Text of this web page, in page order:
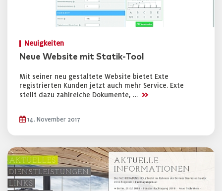
Neuigkeiten
Neue Website mit Statik-Tool
Mit seiner neu gestaltete Website bietet Exte
registrierten Kunden jetzt auch mehr Service. Exte
stellt dazu zahlreiche Dokumente, … >>
14. November 2017